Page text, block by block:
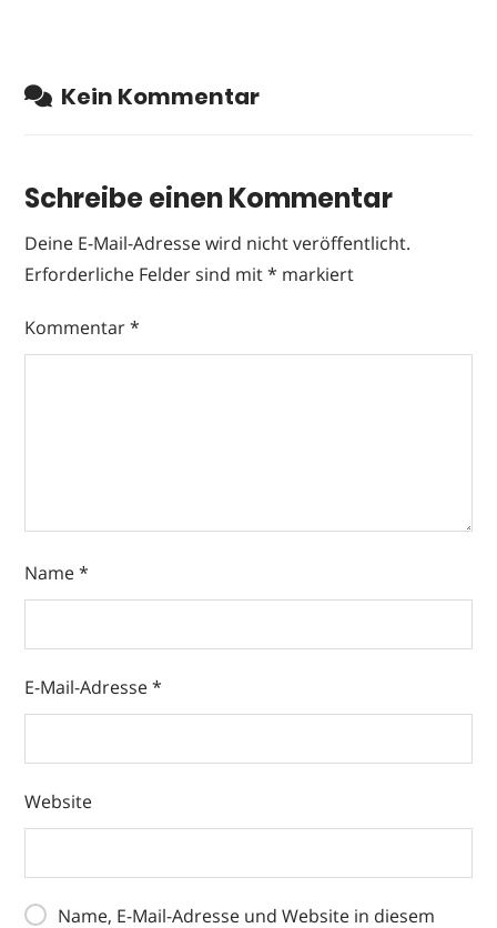
Kein Kommentar
Schreibe einen Kommentar
Deine E-Mail-Adresse wird nicht veröffentlicht.
Erforderliche Felder sind mit* markiert
Kommentar*
Name*
E-Mail-Adresse*
Website
Name, E-Mail-Adresse und Website in diesem